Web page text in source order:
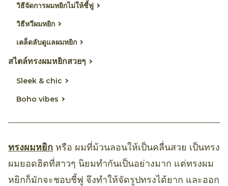
วิธีจัดการผมหยิกไม่ให้ชี้ฟู
วิธีหวีผมหยิก
เคล็ดลับดูแลผมหยิก
สไตล์ทรงผมหยิกสวยๆ
Sleek & chic
Boho vibes
ทรงผมหยิก หรือ ผมที่ม้วนลอนให้เป็นคลื่นสวย เป็นทรง
ผมยอดฮิตที่สาวๆ นิยมทำกันเป็นอย่างมาก แต่ทรงผม
หยิกก็มักจะชอบชี้ฟู จึงทำให้จัดรูปทรงได้ยาก และออก